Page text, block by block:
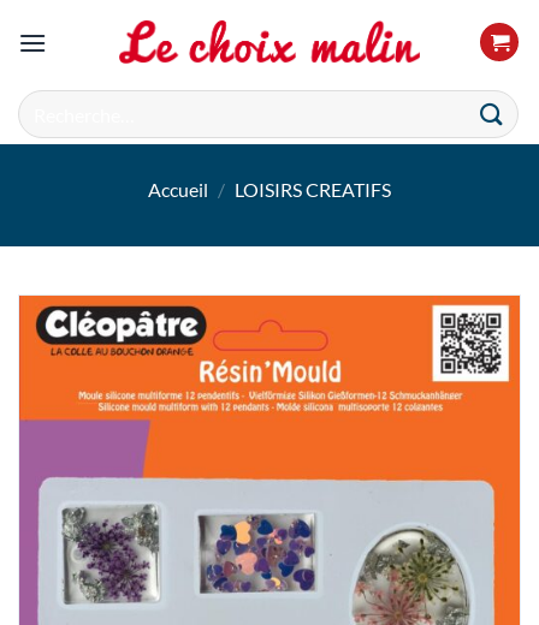
Recherche
pour :
Accueil / LOISIRS CREATIFS